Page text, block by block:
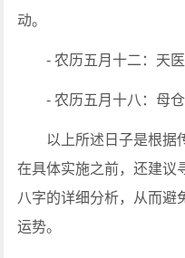
动。
- 农历五月十二：天
- 农历五月十八：母
以上所述日子是根据
在具体实施之前，还建议
八字的详细分析，从而避
运势。